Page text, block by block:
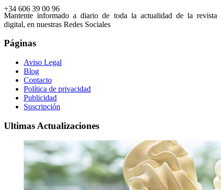
+34 606 39 00 96
Mantente informado a diario de toda la actualidad de la revista
digital, en nuestras Redes Sociales
Páginas
Aviso Legal
Blog
Contacto
Política de privacidad
Publicidad
Suscripción
Ultimas Actualizaciones